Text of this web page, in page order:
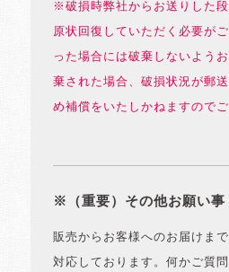
※破損時弊社からお送りした
原状回復していただく必要が
った場合には破棄しないよう
棄された場合、破損状況が郵
め補償をいたしかねますので
※（重要）その他お願い事
販売からお客様へのお届けま
対応しております。何かご質